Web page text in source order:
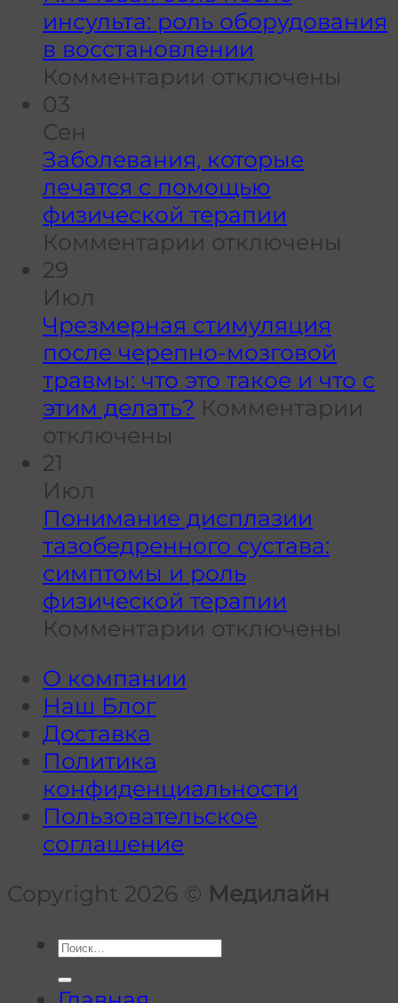
инсульта: роль оборудования
в восстановлении
Комментарии к
боль
после
инсульта:
роль
восстановлении
отключены
03
Сен
Заболевания, которые
лечатся с помощью
физической терапии
Комментарии к
которые
лечатся
с
помощью
отключены
29
Июл
Чрезмерная стимуляция
после черепно-мозговой
травмы: что это такое и что с
этим делать? Комментарии
отключены
21
Июл
Понимание дисплазии
тазобедренного сустава:
симптомы и роль
физической терапии
Комментарии к
симптомы
и
терапии
отключены
О компании
Наш Блог
Доставка
Политика
конфиденциальности
Пользовательское
соглашение
Copyright 2026 © Медилайн
Искать: